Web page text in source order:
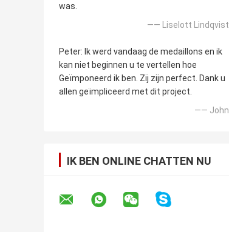
was.
—— Liselott Lindqvist
Peter: Ik werd vandaag de medaillons en ik
kan niet beginnen u te vertellen hoe
Geïmponeerd ik ben. Zij zijn perfect. Dank u
allen geïmpliceerd met dit project.
—— John
IK BEN ONLINE CHATTEN NU